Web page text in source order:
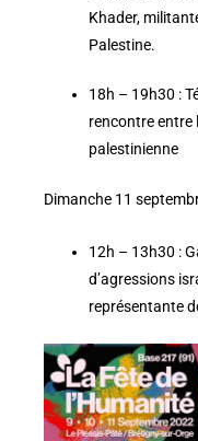
Khader,
Palestine.
18h – 19h30 :
rencontre entre
palestinienne
Dimanche 11
12h – 13h30 :
d’agressions
représentante